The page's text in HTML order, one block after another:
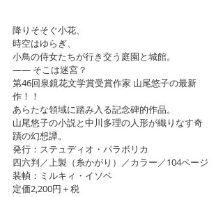
降りそそぐ小花、
時空はゆらぎ、
小鳥の侍女たちが行き交う庭園と城館。
—— そこは迷宮？
第46回泉鏡花文学賞受賞作家 山尾悠子の最新
作！！
あらたな領域に踏み入る記念碑的作品。
山尾悠子の小説と中川多理の人形が織りなす奇
蹟の幻想譚。
発行：ステュディオ・パラボリカ
四六判／上製（糸かがり）／カラー／104ページ
装幀：ミルキィ・イソベ
定価2,200円＋税